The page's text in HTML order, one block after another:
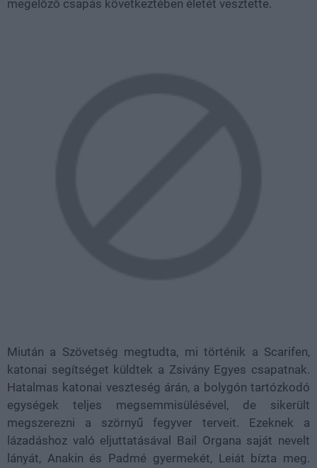
megelőző csapás következtében életét vesztette.
Miután a Szövetség megtudta, mi történik a Scarifen,
katonai segítséget küldtek a Zsivány Egyes csapatnak.
Hatalmas katonai veszteség árán, a bolygón tartózkodó
egységek teljes megsemmisülésével, de sikerült
megszerezni a szörnyű fegyver terveit. Ezeknek a
lázadáshoz való eljuttatásával Bail Organa saját nevelt
lányát, Anakin és Padmé gyermekét, Leiát bízta meg.